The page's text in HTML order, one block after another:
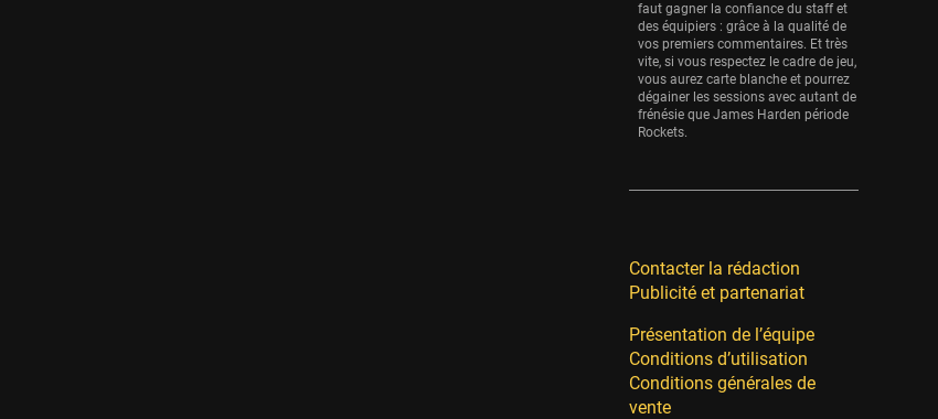
faut gagner la confiance du staff et
des équipiers : grâce à la qualité de
vos premiers commentaires. Et très
vite, si vous respectez le cadre de jeu,
vous aurez carte blanche et pourrez
dégainer les sessions avec autant de
frénésie que James Harden période
Rockets.
Contacter la rédaction
Publicité et partenariat
Présentation de l’équipe
Conditions d’utilisation
Conditions générales de
vente